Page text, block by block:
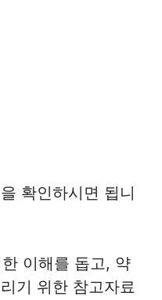
확인하시면 됩니
이해를 돕고, 약
기 위한 참고자료